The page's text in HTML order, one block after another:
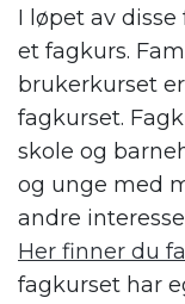
I løpet av
et fagkurs.
brukerkurset
fagkurset.
skole og
og unge med
andre
Her finner du
fagkurset har